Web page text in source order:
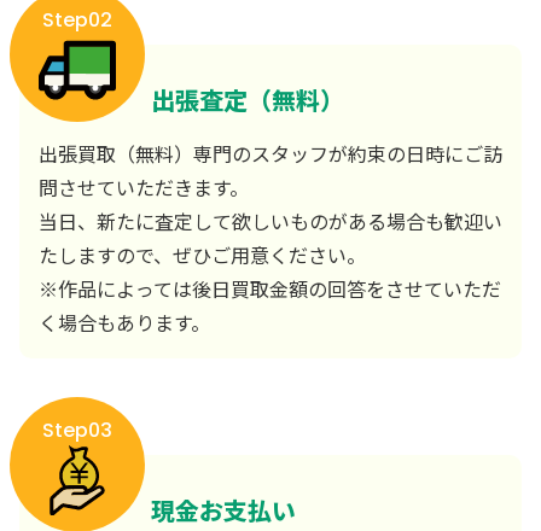
Step02
出張査定（無料）
出張買取（無料）専門のスタッフが約束の日時にご訪
問させていただきます。
当日、新たに査定して欲しいものがある場合も歓迎い
たしますので、ぜひご用意ください。
※作品によっては後日買取金額の回答をさせていただ
く場合もあります。
Step03
現金お支払い